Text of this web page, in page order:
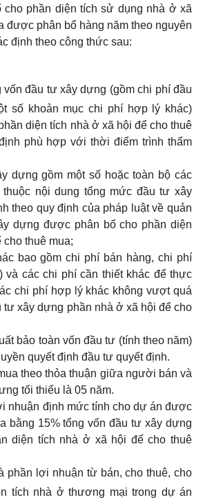
cho phần diện tích sử dụng nhà ở xã
được phân bổ hàng năm theo nguyên
định theo công thức sau:
vốn đầu tư xây dựng (gồm chi phí đầu
số khoản mục chi phí hợp lý khác)
diện tích nhà ở xã hội để cho thuê
phù hợp với thời điểm trình thẩm
dựng gồm một số hoặc toàn bộ các
thuộc nội dung tổng mức đầu tư xây
theo quy định của pháp luật về quản
dựng được phân bổ cho phần diện
thuê mua;
bao gồm chi phí bán hàng, chi phí
và các chi phí cần thiết khác để thực
chi phí hợp lý khác không vượt quá
tư xây dựng phần nhà ở xã hội đểcho
bảo toàn vốn đầu tư (tính theo năm)
quyết định đầu tư quyết định.
theo thỏa thuận giữa người bán và
tối thiểu là 05 năm.
nhuận định mức tính cho dự án được
bằng 15% tổng vốn đầu tư xây dựng
diện tích nhà ở xã hội để cho thuê
phần lợi nhuận từ bán, cho thuê, cho
tích nhà ở thương mại trong dự án